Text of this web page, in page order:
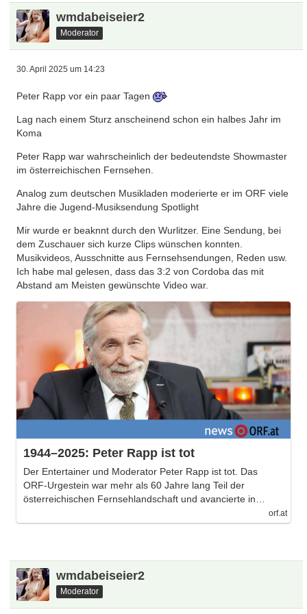
wmdabeiseier2
Moderator
30. April 2025 um 14:23
Peter Rapp vor ein paar Tagen
Lag nach einem Sturz anscheinend schon ein halbes Jahr im
Koma
Peter Rapp war wahrscheinlich der bedeutendste Showmaster
im österreichischen Fernsehen.
Analog zum deutschen Musikladen moderierte er im ORF viele
Jahre die Jugend-Musiksendung Spotlight
Mir wurde er beaknnt durch den Wurlitzer. Eine Sendung, bei
dem Zuschauer sich kurze Clips wünschen konnten.
Musikvideos, Ausschnitte aus Fernsehsendungen, Reden usw.
Ich habe mal gelesen, dass das 3:2 von Cordoba das mit
Abstand am Meisten gewünschte Video war.
1944–2025: Peter Rapp ist tot
Der Entertainer und Moderator Peter Rapp ist tot. Das
ORF-Urgestein war mehr als 60 Jahre lang Teil der
österreichischen Fernsehlandschaft und avancierte in…
orf.at
wmdabeiseier2
Moderator